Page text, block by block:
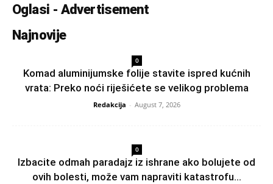
Oglasi - Advertisement
Najnovije
0
Komad aluminijumske folije stavite ispred kućnih
vrata: Preko noći riješićete se velikog problema
Redakcija - August 7, 2026
0
Izbacite odmah paradajz iz ishrane ako bolujete od
ovih bolesti, može vam napraviti katastrofu...